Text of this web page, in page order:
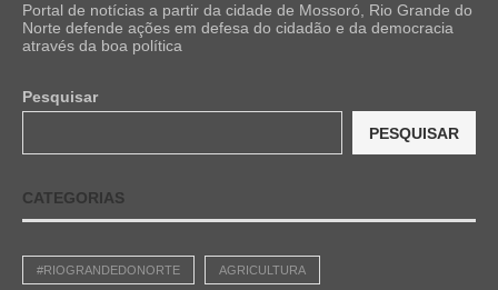
Portal de notícias a partir da cidade de Mossoró, Rio Grande do
Norte defende ações em defesa do cidadão e da democracia
através da boa política
Pesquisar
PESQUISAR
CATEGORIAS
#RIOGRANDEDONORTE AGRICULTURA